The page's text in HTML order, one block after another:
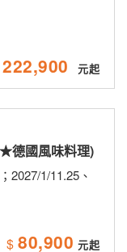
222,900
德國風味料理)
2027/1/11.25、
$ 80,900